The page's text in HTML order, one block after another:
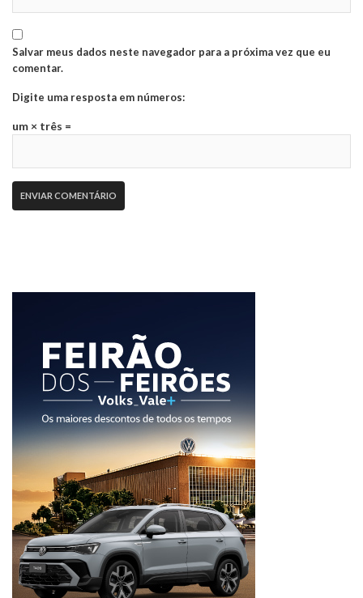
Salvar meus dados neste navegador para a próxima vez que eu
comentar.
Digite uma resposta em números:
um × três =